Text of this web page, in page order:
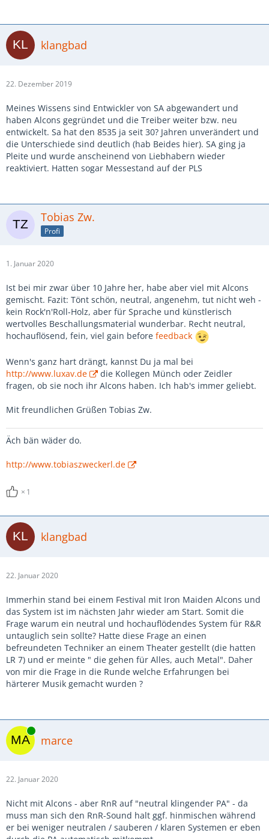
klangbad
22. Dezember 2019
Meines Wissens sind Entwickler von SA abgewandert und
haben Alcons gegründet und die Treiber weiter bzw. neu
entwickelt. Sa hat den 8535 ja seit 30? Jahren unverändert und
die Unterschiede sind deutlich (hab Beides hier). SA ging ja
Pleite und wurde anscheinend von Liebhabern wieder
reaktiviert. Hatten sogar Messestand auf der PLS
Tobias Zw.
Profi
1. Januar 2020
Ist bei mir zwar über 10 Jahre her, habe aber viel mit Alcons
gemischt. Fazit: Tönt schön, neutral, angenehm, tut nicht weh -
kein Rock'n'Roll-Holz, aber für Sprache und künstlerisch
wertvolles Beschallungsmaterial wunderbar. Recht neutral,
hochauflösend, fein, viel gain before feedback
Wenn's ganz hart drängt, kannst Du ja mal bei
http://www.luxav.de
die Kollegen Münch oder Zeidler
fragen, ob sie noch ihr Alcons haben. Ich hab's immer geliebt.
Mit freundlichen Grüßen Tobias Zw.
Äch bän wäder do.
http://www.tobiaszweckerl.de
1
klangbad
22. Januar 2020
Immerhin stand bei einem Festival mit Iron Maiden Alcons und
das System ist im nächsten Jahr wieder am Start. Somit die
Frage warum ein neutral und hochauflödendes System für R&R
untauglich sein sollte? Hatte diese Frage an einen
befreundeten Techniker an einem Theater gestellt (die hatten
LR 7) und er meinte " die gehen für Alles, auch Metal". Daher
von mir die Frage in die Runde welche Erfahrungen bei
härterer Musik gemacht wurden ?
Online
marce
22. Januar 2020
Nicht mit Alcons - aber RnR auf "neutral klingender PA" - da
muss man sich den RnR-Sound halt ggf. hinmischen während
er bei weniger neutralen / sauberen / klaren Systemen er eben